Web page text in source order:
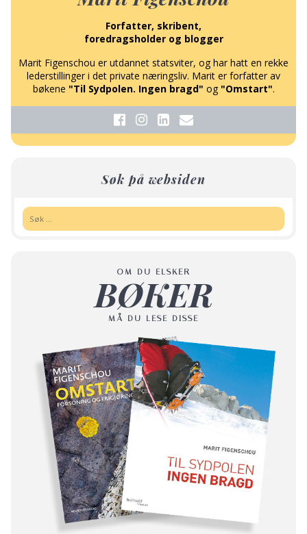
Forfatter, skribent,
foredragsholder og blogger
Marit Figenschou er utdannet statsviter, og har hatt en rekke
lederstillinger i det private næringsliv. Marit er forfatter av
bøkene "Til Sydpolen. Ingen bragd" og "Omstart".
Søk på websiden
OM DU ELSKER
BØKER
MÅ DU LESE DISSE